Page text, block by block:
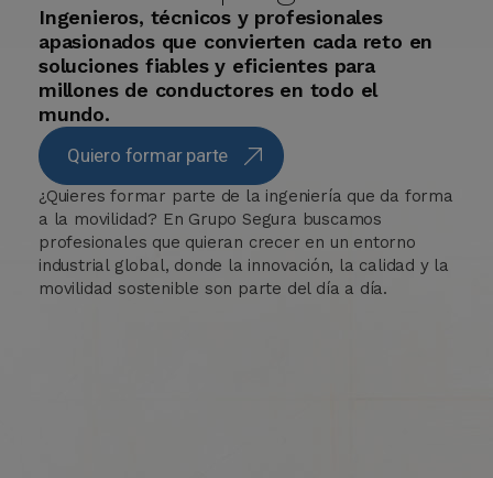
Ingenieros, técnicos y profesionales
apasionados que convierten cada reto en
soluciones fiables y eficientes para
millones de conductores en todo el
mundo.
Quiero formar parte
¿Quieres formar parte de la ingeniería que da forma
a la movilidad? En Grupo Segura buscamos
profesionales que quieran crecer en un entorno
industrial global, donde la innovación, la calidad y la
movilidad sostenible son parte del día a día.